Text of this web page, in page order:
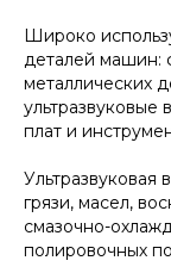
Широко
деталей машин:
металлических
ультразвуковые
плат и
грязи, масел,
смазочно-
полировочных